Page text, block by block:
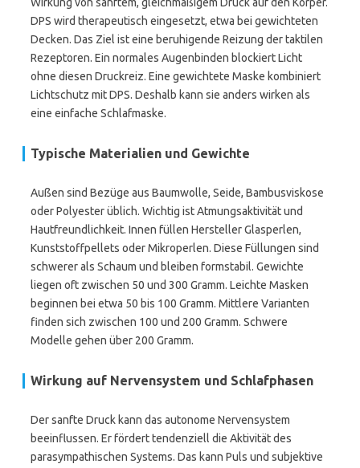
DPS wird therapeutisch eingesetzt, etwa bei gewichteten
Decken. Das Ziel ist eine beruhigende Reizung der taktilen
Rezeptoren. Ein normales Augenbinden blockiert Licht
ohne diesen Druckreiz. Eine gewichtete Maske kombiniert
Lichtschutz mit DPS. Deshalb kann sie anders wirken als
eine einfache Schlafmaske.
Typische Materialien und Gewichte
Außen sind Bezüge aus Baumwolle, Seide, Bambusviskose
oder Polyester üblich. Wichtig ist Atmungsaktivität und
Hautfreundlichkeit. Innen füllen Hersteller Glasperlen,
Kunststoffpellets oder Mikroperlen. Diese Füllungen sind
schwerer als Schaum und bleiben formstabil. Gewichte
liegen oft zwischen 50 und 300 Gramm. Leichte Masken
beginnen bei etwa 50 bis 100 Gramm. Mittlere Varianten
finden sich zwischen 100 und 200 Gramm. Schwere
Modelle gehen über 200 Gramm.
Wirkung auf Nervensystem und Schlafphasen
Der sanfte Druck kann das autonome Nervensystem
beeinflussen. Er fördert tendenziell die Aktivität des
parasympathischen Systems. Das kann Puls und subjektive